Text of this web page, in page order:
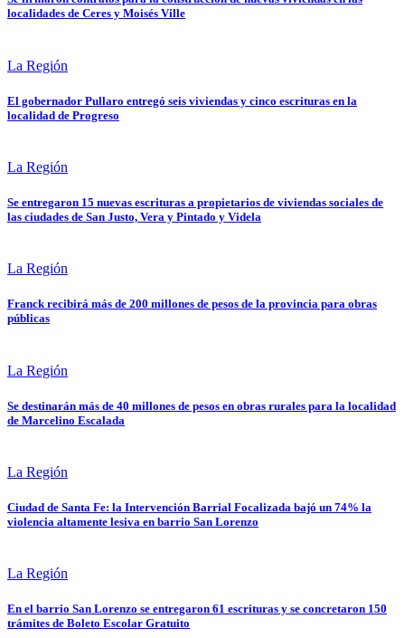
localidades de Ceres y Moisés Ville
La Región
El gobernador Pullaro entregó seis viviendas y cinco escrituras en la
localidad de Progreso
La Región
Se entregaron 15 nuevas escrituras a propietarios de viviendas sociales de
las ciudades de San Justo, Vera y Pintado y Videla
La Región
Franck recibirá más de 200 millones de pesos de la provincia para obras
públicas
La Región
Se destinarán más de 40 millones de pesos en obras rurales para la localidad
de Marcelino Escalada
La Región
Ciudad de Santa Fe: la Intervención Barrial Focalizada bajó un 74% la
violencia altamente lesiva en barrio San Lorenzo
La Región
En el barrio San Lorenzo se entregaron 61 escrituras y se concretaron 150
trámites de Boleto Escolar Gratuito